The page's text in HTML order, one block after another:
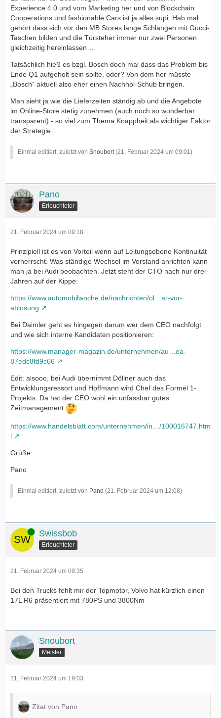
Experience 4.0 und vom Marketing her und von Blockchain
Cooperations und fashionable Cars ist ja alles supi. Hab mal
gehört dass sich vor den MB Stores lange Schlangen mit Gucci-
Taschen bilden und die Türsteher immer nur zwei Personen
gleichzeitig hereinlassen…
Tatsächlich hieß es bzgl. Bosch doch mal dass das Problem bis
Ende Q1 aufgeholt sein sollte, oder? Von dem her müsste
„Bosch“ aktuell also eher einen Nachhol-Schub bringen.
Man sieht ja wie die Lieferzeiten ständig ab und die Angebote
im Online-Store stetig zunehmen (auch noch so wunderbar
transparent) - so viel zum Thema Knappheit als wichtiger Faktor
der Strategie.
Einmal editiert, zuletzt von Snoubort(21. Februar 2024 um 09:01)
Pano
Erleuchteter
21. Februar 2024 um 09:18
Prinzipiell ist es von Vorteil wenn auf Leitungsebene Kontinuität
vorherrscht. Was ständige Wechsel im Vorstand anrichten kann
man ja bei Audi beobachten. Jetzt steht der CTO nach nur drei
Jahren auf der Kippe:
https://www.automobilwoche.de/nachrichten/ol…ar-vor-
ablosung
Bei Daimler geht es hingegen darum wer dem CEO nachfolgt
und wie sich interne Kandidaten positionieren:
https://www.manager-magazin.de/unternehmen/au…ea-
87edc8fd9c66
Edit: alsooo, bei Audi übernimmt Döllner auch das
Entwicklungsressort und Hoffmann wird Chef des Formel 1-
Projekts. Da hat der CEO wohl ein unfassbar gutes
Zeitmanagement
https://www.handelsblatt.com/unternehmen/in…/100016747.htm
l
Grüße
Pano
Einmal editiert, zuletzt von Pano (21. Februar 2024 um 12:08)
Online Swissbob
Erleuchteter
21. Februar 2024 um 09:35
Bei den Trucks fehlt mir der Topmotor, Volvo hat kürzlich einen
17L R6 präsentiert mit 780PS und 3800Nm
Snoubort
Meister
21. Februar 2024 um 19:03
Zitat von Pano